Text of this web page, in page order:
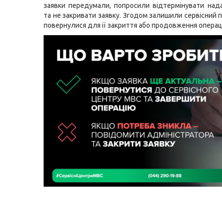
заявки передумали, попросили відтермінувати
та не закривати заявку. Згодом залишили сервісний
повернулися для її закриття або продовження